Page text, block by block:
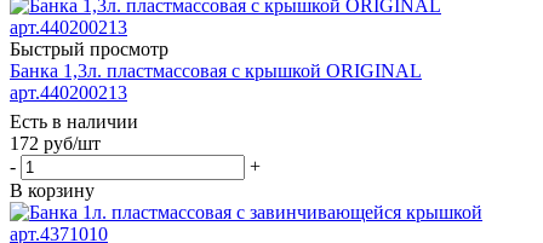
Быстрый просмотр
Банка 1,3л. пластмассовая с крышкой ORIGINAL
арт.440200213
Есть в наличии
172 руб/шт
-
+
В корзину